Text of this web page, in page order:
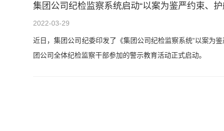
集团公司纪检监察系统启动“以案为鉴严约束、护
2022-03-29
近日，集团公司纪委印发了《集团公司纪检监察系统“以案为
团公司全体纪检监察干部参加的警示教育活动正式启动。